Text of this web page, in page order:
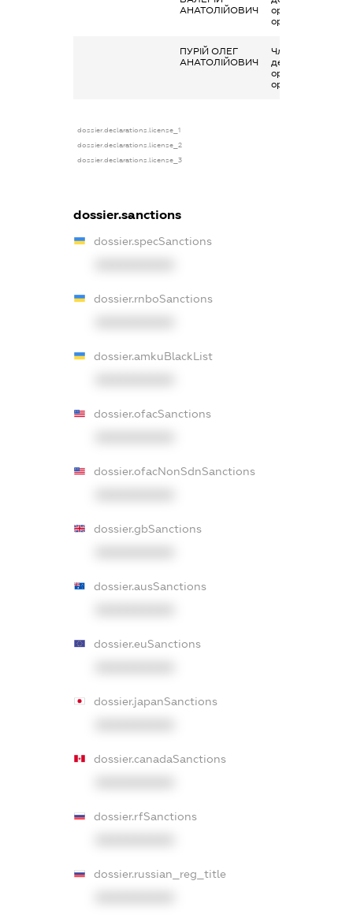
АНАТОЛІЙОВИЧ
організаціях та їх
органах
ПУРІЙ ОЛЕГ
АНАТОЛІЙОВИЧ
Членство
декларування в
організаціях та їх
органах
dossier.declarations.license_1
dossier.declarations.license_2
dossier.declarations.license_3
dossier.sanctions
dossier.specSanctions
dossier.rnboSanctions
dossier.amkuBlackList
dossier.ofacSanctions
dossier.ofacNonSdnSanctions
dossier.gbSanctions
dossier.ausSanctions
dossier.euSanctions
dossier.japanSanctions
dossier.canadaSanctions
dossier.rfSanctions
dossier.russian_reg_title